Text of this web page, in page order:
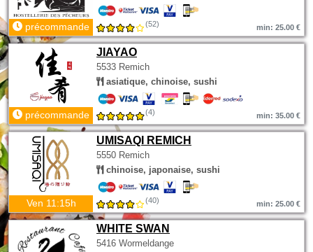
précommande (52) min: 25.00 €
JIAYAO
5533 Remich
asiatique, chinoise, sushi
précommande (4) min: 35.00 €
UMISAQI REMICH
5550 Remich
chinoise, japonaise, sushi
Ven 11:15h (40) min: 25.00 €
WHITE SWAN
5416 Wormeldange